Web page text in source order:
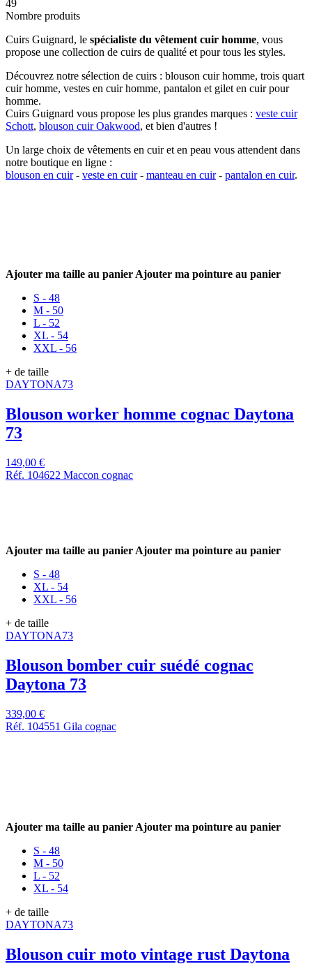
49
Nombre produits
Cuirs Guignard, le spécialiste du vêtement cuir homme, vous
propose une collection de cuirs de qualité et pour tous les styles.
Découvrez notre sélection de cuirs : blouson cuir homme, trois quart
cuir homme, vestes en cuir homme, pantalon et gilet en cuir pour
homme.
Cuirs Guignard vous propose les plus grandes marques : veste cuir
Schott, blouson cuir Oakwood, et bien d'autres !
Un large choix de vêtements en cuir et en peau vous attendent dans
notre boutique en ligne :
blouson en cuir- veste en cuir- manteau en cuir- pantalon en cuir.
Ajouter ma taille au panierAjouter ma pointure au panier
S - 48
M - 50
L - 52
XL - 54
XXL - 56
+ de taille
DAYTONA73
Blouson worker homme cognac Daytona
73
149,00 €
Réf. 104622 Maccon cognac
Ajouter ma taille au panier Ajouter ma pointure au panier
S - 48
XL - 54
XXL - 56
+ de taille
DAYTONA73
Blouson bomber cuir suédé cognac
Daytona 73
339,00 €
Réf. 104551 Gila cognac
Ajouter ma taille au panier Ajouter ma pointure au panier
S - 48
M - 50
L - 52
XL - 54
+ de taille
DAYTONA73
Blouson cuir moto vintage rust Daytona